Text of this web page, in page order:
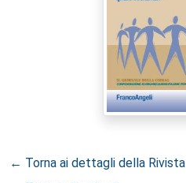
← Torna ai dettagli della Rivista